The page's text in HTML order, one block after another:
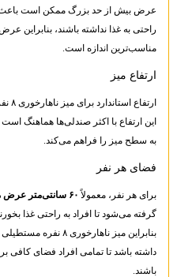
عرض بیش از حد بزرگ ممکن است باعث
مناسب‌ترین اندازه است.
ارتفاع میز
ارتفاع استاندارد برای میز ناهارخوری ۸ نفره معمولاً بین
این ارتفاع با اکثر صندلی‌ها هماهنگ
به سطح میز را فراهم می‌کند.
فضای هر نفر
برای هر نفر، معمولاً۶۰ سانتی‌متر عرض میز
گرفته می‌شود تا افراد به راحتی غذا
داشته باشد تا تمامی افراد فضای کافی
باشند.